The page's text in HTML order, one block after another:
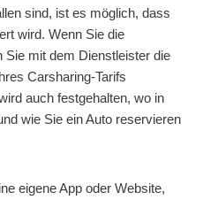
sind, ist es möglich, dass
wird. Wenn Sie die
Sie mit dem Dienstleister die
Carsharing-Tarifs
auch festgehalten, wo in
wie Sie ein Auto reservieren
eigene App oder Website,